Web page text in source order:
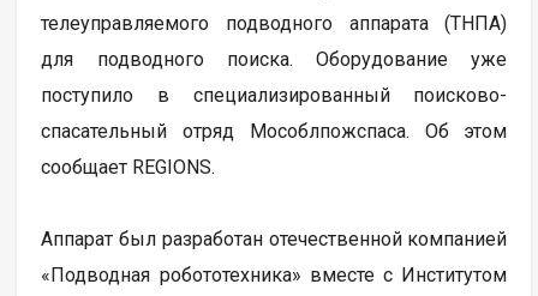
телеуправляемого подводного аппарата (ТНПА)
для подводного поиска. Оборудование уже
поступило в специализированный поисково-
спасательный отряд Мособлпожспаса. Об этом
сообщает REGIONS.
Аппарат был разработан отечественной компанией
«Подводная робототехника» вместе с Институтом